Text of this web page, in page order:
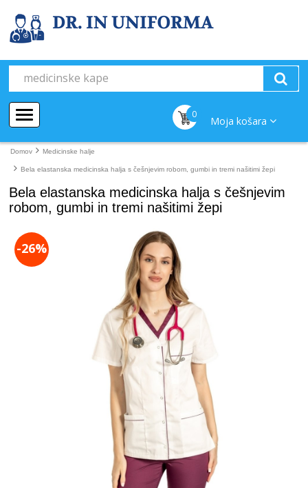
0
Moja košara
Domov Medicinske halje
Bela elastanska medicinska halja s češnjevim robom, gumbi in tremi našitimi žepi
Bela elastanska medicinska halja s češnjevim
robom, gumbi in tremi našitimi žepi
-26%